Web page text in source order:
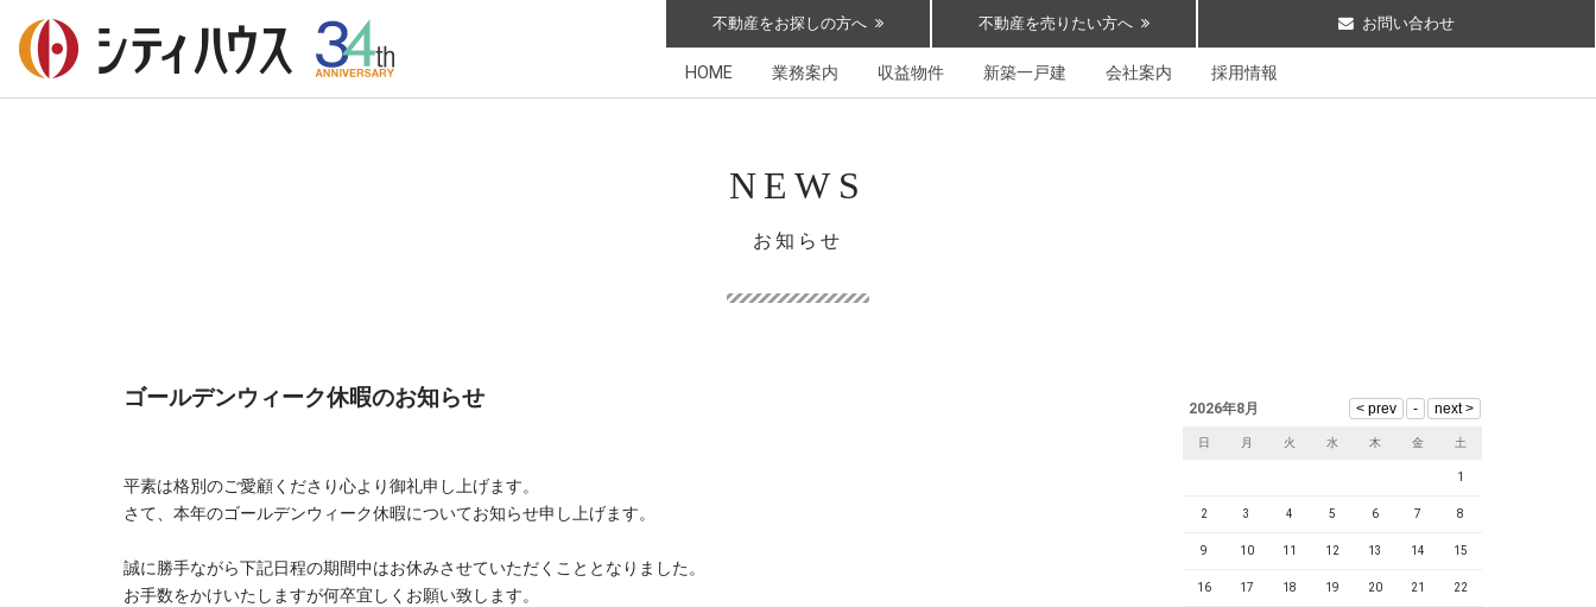
不動産をお探しの方へ 不動産を売りたい方へ お問い合わせ
HOME 業務案内 収益物件 新築一戸建 会社案内 採用情報
NEWS
お知らせ
ゴールデンウィーク休暇のお知らせ
平素は格別のご愛顧くださり心より御礼申し上げます。
さて、本年のゴールデンウィーク休暇についてお知らせ申し上げます。
誠に勝手ながら下記日程の期間中はお休みさせていただくこととなりました。
お手数をかけいたしますが何卒宜しくお願い致します。
2026年8月
日 月 火 水 木 金 土
1
2 3 4 5 6 7 8
9 10 11 12 13 14 15
16 17 18 19 20 21 22